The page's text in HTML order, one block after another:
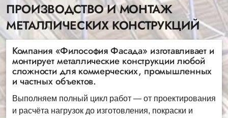
ПРОИЗВОДСТВО И МОНТАЖ
МЕТАЛЛИЧЕСКИХ КОНСТРУКЦИЙ
Компания «Философия Фасада» изготавливает и
монтирует металлические конструкции любой
сложности для коммерческих, промышленных
и частных объектов.
Выполняем полный цикл работ — от проектирования
и расчёта нагрузок до изготовления, покраски и